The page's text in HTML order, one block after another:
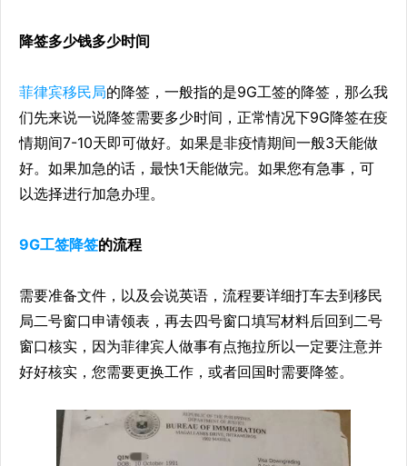
降签多少钱多少时间
菲律宾移民局的降签，一般指的是9G工签的降签，那么我
们先来说一说降签需要多少时间，正常情况下9G降签在疫
情期间7-10天即可做好。如果是非疫情期间一般3天能做
好。如果加急的话，最快1天能做完。如果您有急事，可
以选择进行加急办理。
9G工签降签的流程
需要准备文件，以及会说英语，流程要详细打车去到移民
局二号窗口申请领表，再去四号窗口填写材料后回到二号
窗口核实，因为菲律宾人做事有点拖拉所以一定要注意并
好好核实，您需要更换工作，或者回国时需要降签。